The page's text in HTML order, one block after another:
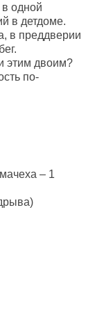
одной
в детдоме.
в преддверии
этим двоим?
по-
– 1